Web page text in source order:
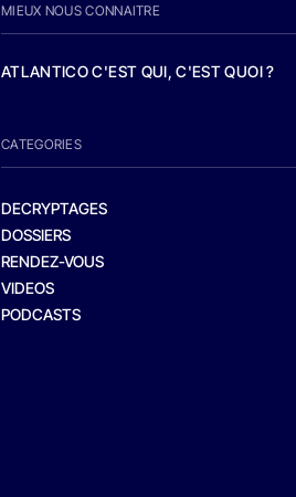
MIEUX NOUS CONNAITRE
ATLANTICO C'EST QUI, C'EST QUOI ?
CATEGORIES
DECRYPTAGES
DOSSIERS
RENDEZ-VOUS
VIDEOS
PODCASTS